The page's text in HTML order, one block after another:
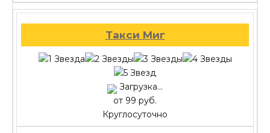
Такси Миг
Загрузка...
от 99 руб.
Круглосуточно